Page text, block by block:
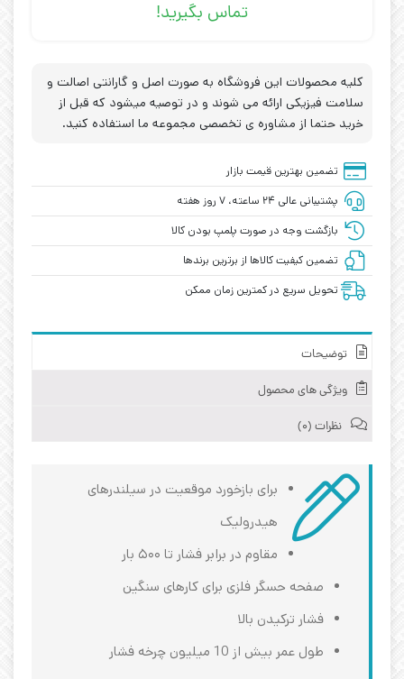
تماس بگیرید!
کلیه محصولات این فروشگاه به صورت اصل و گارانتی اصالت و
سلامت فیزیکی ارائه می شوند و در توصیه میشود که قبل از
خرید حتما از مشاوره ی تخصصی مجموعه ما استفاده کنید.
تضمین بهترین قیمت بازار
پشتیبانی عالی ۲۴ ساعته، ۷ روز هفته
بازگشت وجه در صورت پلمپ بودن کالا
تضمین کیفیت کالاها از برترین برندها
تحویل سریع در کمترین زمان ممکن
توضیحات
ویژگی های محصول
نظرات (0)
برای بازخورد موقعیت در سیلندرهای
هیدرولیک
مقاوم در برابر فشار تا ۵۰۰ بار
صفحه حسگر فلزی برای کارهای سنگین
فشار ترکیدن بالا
طول عمر بیش از 10 میلیون چرخه فشار